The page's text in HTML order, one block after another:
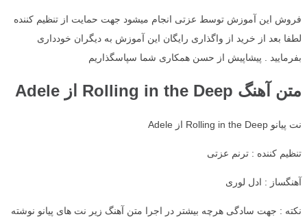
فروش این آموزش توسط عزتی انجام میشود جهت حمایت از تنظیم کننده
لطفا بعد از خرید از واگذاری رایگان این آموزش به دیگران خودداری
بفرمایید . پیشاپیش از حسن همکاری شما سپاسگذاریم
متن آهنگ Rolling in the Deep از Adele
نت پیانو Rolling in the Deep از Adele
تنظیم کننده : ترنم عزتی
آهنگساز : ادل لوری
نکته : جهت سادگی هرچه بیشتر در اجرا متن آهنگ زیر نت های پیانو نوشته